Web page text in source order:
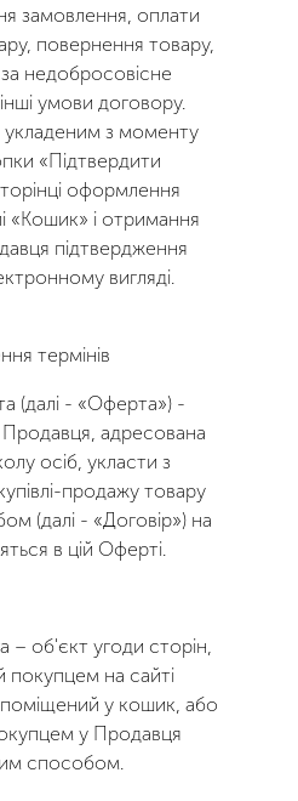
замовлення, оплати
повернення товару,
за недобросовісне
умови договору.
укладеним з моменту
«Підтвердити
оформлення
«Кошик» і отримання
підтвердження
вигляді.
термінів
(далі - «Оферта») -
Продавця, адресована
осіб, укласти з
продажу товару
(далі - «Договір») на
в цій Оферті.
– об'єкт угоди сторін,
покупцем на сайті
поміщений у кошик, або
у Продавця
способом.